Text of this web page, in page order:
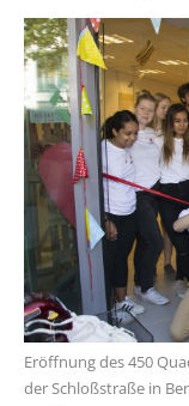
Eröffnung des 450
der Schloßstraße in